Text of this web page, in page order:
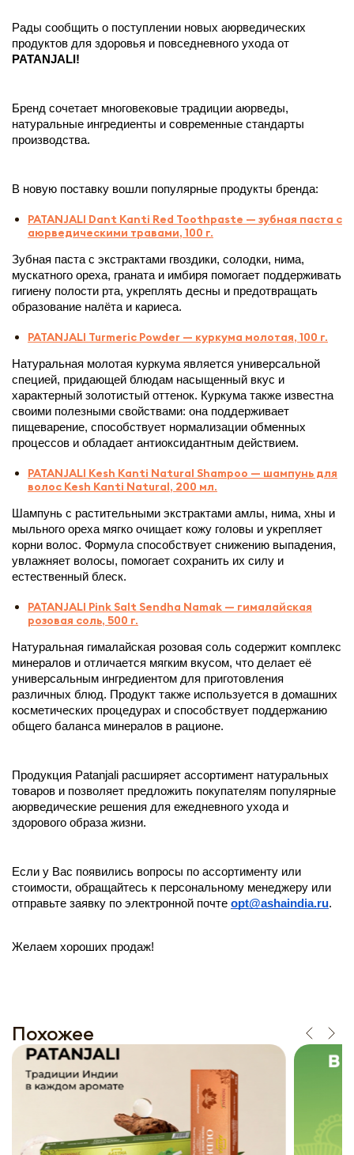
Рады сообщить о поступлении новых аюрведических
PATANJALI !
Бренд сочетает многовековые традиции аюрведы,
натуральные ингредиенты и современные стандарты
производства.
В новую поставку вошли популярные продукты бренда:
PATANJALI Dant Kanti Red Toothpaste — зубная паста с
аюрведическими травами, 100 г.
Зубная паста с экстрактами гвоздики, солодки, нима,
мускатного ореха, граната и имбиря помогает поддерживать
гигиену полости рта, укреплять десны и предотвращать
образование налёта и кариеса.
PATANJALI Turmeric Powder — куркума молотая, 100 г.
Натуральная молотая куркума является универсальной
специей, придающей блюдам насыщенный вкус и
характерный золотистый оттенок. Куркума также известна
своими полезными свойствами: она поддерживает
пищеварение, способствует нормализации обменных
процессов и обладает антиоксидантным действием.
PATANJALI Kesh Kanti Natural Shampoo — шампунь для
волос Kesh Kanti Natural, 200 мл.
Шампунь с растительными экстрактами амлы, нима, хны и
мыльного ореха мягко очищает кожу головы и укрепляет
корни волос. Формула способствует снижению выпадения,
увлажняет волосы, помогает сохранить их силу и
естественный блеск.
PATANJALI Pink Salt Sendha Namak — гималайская
розовая соль, 500 г.
Натуральная гималайская розовая соль содержит комплекс
минералов и отличается мягким вкусом, что делает её
универсальным ингредиентом для приготовления
различных блюд. Продукт также используется в домашних
косметических процедурах и способствует поддержанию
общего баланса минералов в рационе.
Продукция Patanjali расширяет ассортимент натуральных
товаров и позволяет предложить покупателям популярные
аюрведические решения для ежедневного ухода и
здорового образа жизни.
Если у Вас появились вопросы по ассортименту или
стоимости, обращайтесь к персональному менеджеру или
отправьте заявку по электронной почте opt@ashaindia.ru.
Желаем хороших продаж!
Похожее